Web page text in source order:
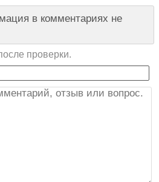
в комментариях не
проверки.